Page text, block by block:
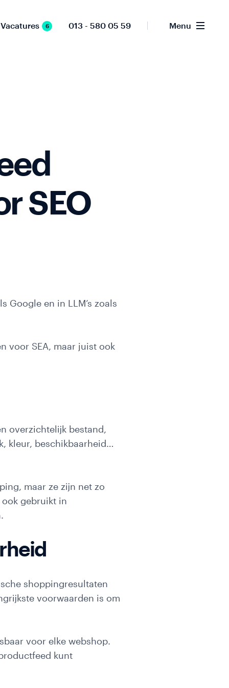
Vacatures 6 013 - 580 05 59 Menu
SEO
Google en in LLM’s zoals
voor SEA, maar juist ook
overzichtelijk bestand,
kleur, beschikbaarheid…
maar ze zijn net zo
gebruikt in
shoppingresultaten
voorwaarden is om
voor elke webshop.
kunt